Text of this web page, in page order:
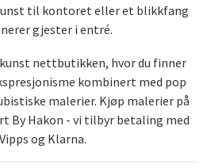
til kontoret eller et blikkfang
gjester i entré.
nettbutikken, hvor du finner
kombinert med pop
malerier. Kjøp malerier på
By Hakon - vi tilbyr betaling med
og Klarna.